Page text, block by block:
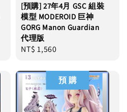
[預購] 27年4月 GSC 組裝
模型 MODEROID 巨神
GORG Manon Guardian
代理版
Regular
NT$ 1,560
預 購